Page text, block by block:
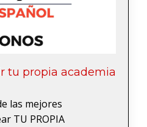
tu propia academia
las mejores
TU PROPIA